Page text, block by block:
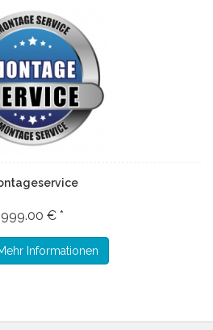
999.00 € *
Informationen